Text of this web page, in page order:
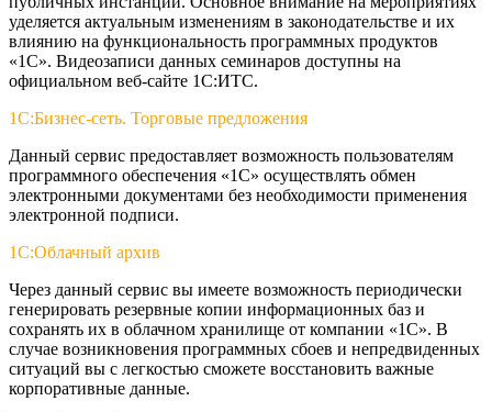
уделяется актуальным изменениям в законодательстве и их
влиянию на функциональность программных продуктов
«1С». Видеозаписи данных семинаров доступны на
официальном веб-сайте 1С:ИТС.
1С:Бизнес-сеть. Торговые предложения
Данный сервис предоставляет возможность пользователям
программного обеспечения «1С» осуществлять обмен
электронными документами без необходимости применения
электронной подписи.
1С:Облачный архив
Через данный сервис вы имеете возможность периодически
генерировать резервные копии информационных баз и
сохранять их в облачном хранилище от компании «1С». В
случае возникновения программных сбоев и непредвиденных
ситуаций вы с легкостью сможете восстановить важные
корпоративные данные.